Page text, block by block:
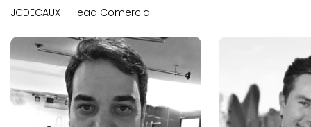
JCDECAUX - Head Comercial